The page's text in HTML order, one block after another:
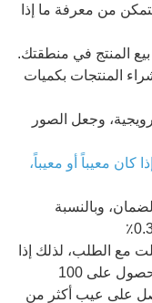
من معرفة ما إذا
المنتج في منطقتك.
المنتجات بكميات
وجعل الصور
كان معيباً أو معيباً،
12-36 شهرا من الضمان، وبالنسبة
مع الطلب، لذلك إذا
على عيب أكثر من